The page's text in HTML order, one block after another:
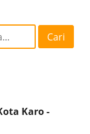
Cari
Karo -